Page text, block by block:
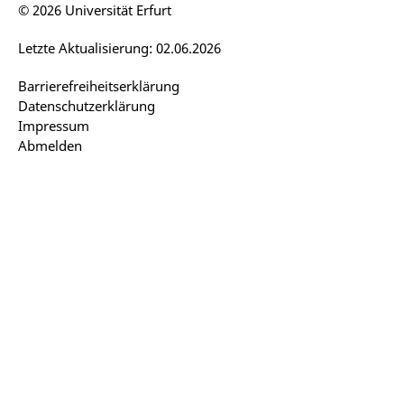
Barrierefreiheitserklärung
Datenschutzerklärung
Impressum
Abmelden
Letzte Aktualisierung: 02.06.2026
© 2026 Universität Erfurt